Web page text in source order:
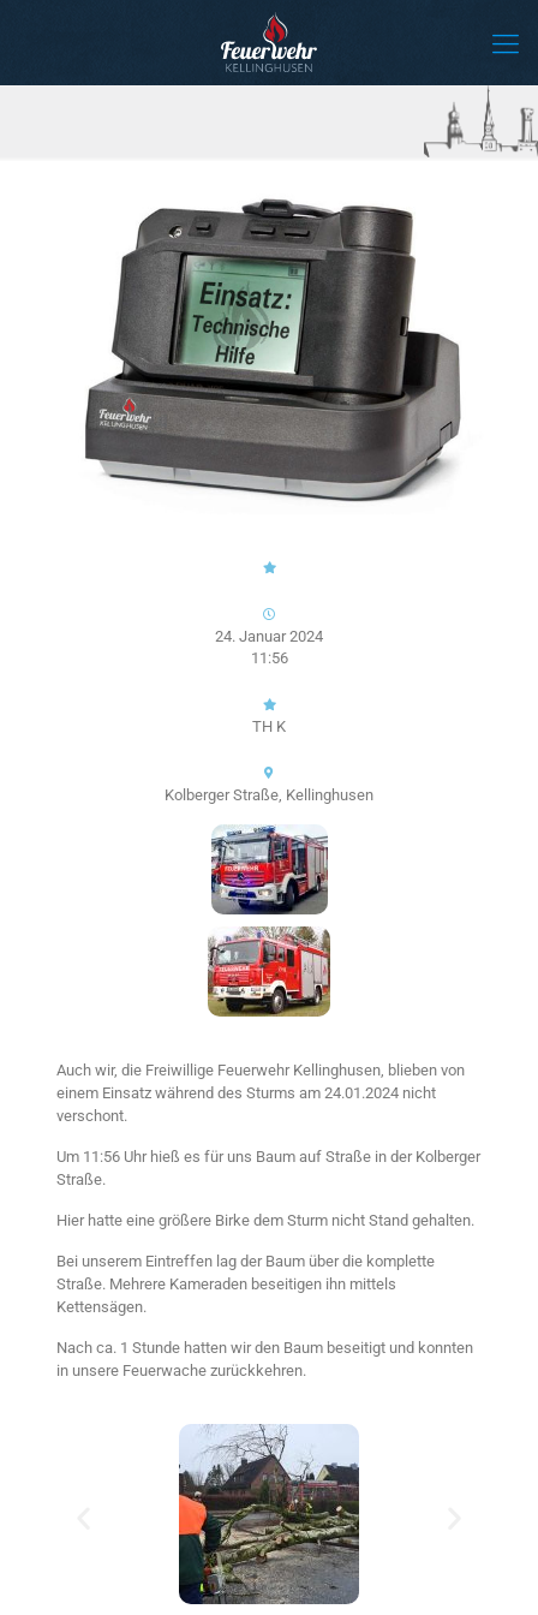
24. Januar 2024
11:56
TH K
Kolberger Straße, Kellinghusen
Auch wir, die Freiwillige Feuerwehr Kellinghusen, blieben von
einem Einsatz während des Sturms am 24.01.2024 nicht
verschont.
Um 11:56 Uhr hieß es für uns Baum auf Straße in der Kolberger
Straße.
Hier hatte eine größere Birke dem Sturm nicht Stand gehalten.
Bei unserem Eintreffen lag der Baum über die komplette
Straße. Mehrere Kameraden beseitigen ihn mittels
Kettensägen.
Nach ca. 1 Stunde hatten wir den Baum beseitigt und konnten
in unsere Feuerwache zurückkehren.